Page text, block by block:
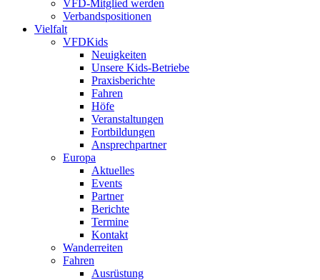
VFD-Mitglied werden
Verbandspositionen
Vielfalt
VFDKids
Neuigkeiten
Unsere Kids-Betriebe
Praxisberichte
Fahren
Höfe
Veranstaltungen
Fortbildungen
Ansprechpartner
Europa
Aktuelles
Events
Partner
Berichte
Termine
Kontakt
Wanderreiten
Fahren
Ausrüstung